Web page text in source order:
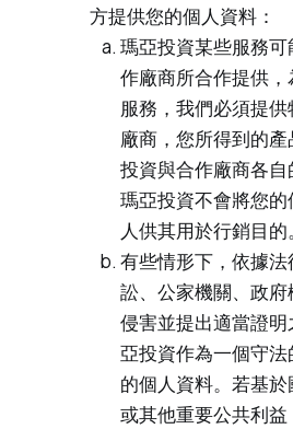
方提供您的個人資料：
瑪亞投資某些服務
作廠商所合作提供
服務，我們必須提
廠商，您所得到的
投資與合作廠商各自
瑪亞投資不會將您
人供其用於行銷目的。
有些情形下，依據
訟、公家機關、政
侵害並提出適當證
亞投資作為一個守
的個人資料。若基
或其他重要公共利